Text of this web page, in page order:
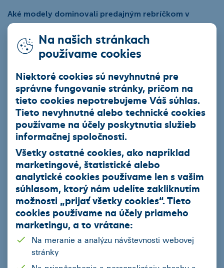
Aké modely dominovali predajným rebríčkom v
osobných autách v roku 2025?
ŠKODA Fabia
ŠKODAKaroq
KIASportage
KIACeed SW
Aké značky boli najpredávanejšie v kategórii
úžitkových vozidiel?
Toyota 18,2 %
Renault 15 %
Ford 14 %
s najobľúbenejšími modelmiRENAULT Master, TOYOTA
Hilux a PEUGEOT Boxer.
Ktoré typy paliva Slováci preferovali a koľko percent
nových áut bolo v roku 2025elektromobily
Benzín 41 %
Hybrid (HEV) 34 %
Na našich stránkach
používame cookies
Niektoré cookies sú nevyhnutné pre
správne fungovanie stránky, pričom na
tieto cookies nepotrebujeme Váš súhlas.
Tieto nevyhnutné alebo technické cookies
používame na účely poskytnutia služieb
informačnej spoločnosti.
Všetky ostatné cookies, ako napríklad
marketingové, štatistické alebo
analytické cookies používame len s vašim
súhlasom, ktorý nám udelíte zakliknutím
možnosti „prijať všetky cookies“. Tieto
cookies používame na účely priameho
marketingu, a to vrátane:
Na meranie a analýzu návštevnosti webovej
stránky